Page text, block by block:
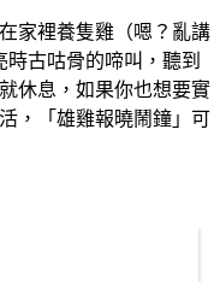
家裡養隻雞（嗯？亂講
古咕骨的啼叫，聽到
休息，如果你也想要實
，「雄雞報曉鬧鐘」可